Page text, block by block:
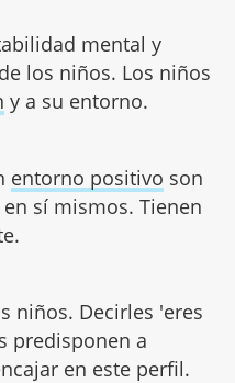
mental y
los niños. Los niños
y a su entorno.
entorno positivo son
sí mismos. Tienen
niños. Decirles 'eres
predisponen a
en este perfil.